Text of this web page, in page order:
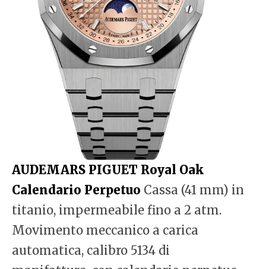
AUDEMARS PIGUET Royal Oak
Calendario Perpetuo Cassa (41 mm) in
titanio, impermeabile fino a 2 atm.
Movimento meccanico a carica
automatica, calibro 5134 di